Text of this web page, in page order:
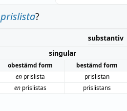
prislista?
substantiv
singular
obestämd form bestämd form
enprislista prislistan
enprislistas prislistans